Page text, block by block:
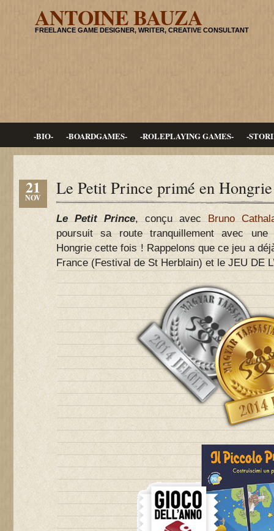
ANTOINE BAUZA
FREELANCE GAME DESIGNER, WRITER, CREATIVE CONSULTANT
-BIO- -BOARDGAMES- -ROLEPLAYING GAMES- -
21
NOV Le Petit Prince primé en Hongrie
Le Petit Prince, conçu avecBruno
poursuit sa route tranquillement avec une
Hongrie cette fois ! Rappelons que ce jeu a
France (Festival de St Herblain) et le JEU DE